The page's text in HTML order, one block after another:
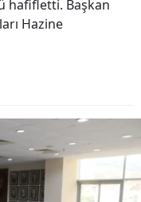
hafifletti. Başkan
Hazine